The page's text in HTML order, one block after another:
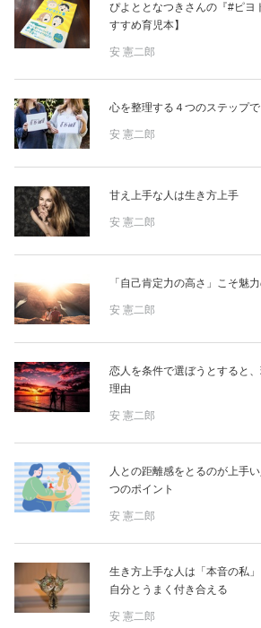
ぴよととなつきさんの『#ピヨ
すすめ育児本】
安 憲二郎
心を整理する４つのステップ
安 憲二郎
甘え上手な人は生き方上手
安 憲二郎
「自己肯定力の高さ」こそ魅
安 憲二郎
恋人を条件で選ぼうとすると
理由
安 憲二郎
人との距離感をとるのが上手
つのポイント
安 憲二郎
生き方上手な人は「本音の私
自分とうまく付き合える
安 憲二郎